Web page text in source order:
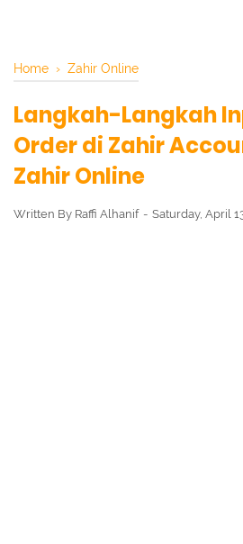
Home › Zahir Online
Langkah-Langkah
Order di Zahir
Zahir Online
Written By Raffi Alhanif Saturday, April